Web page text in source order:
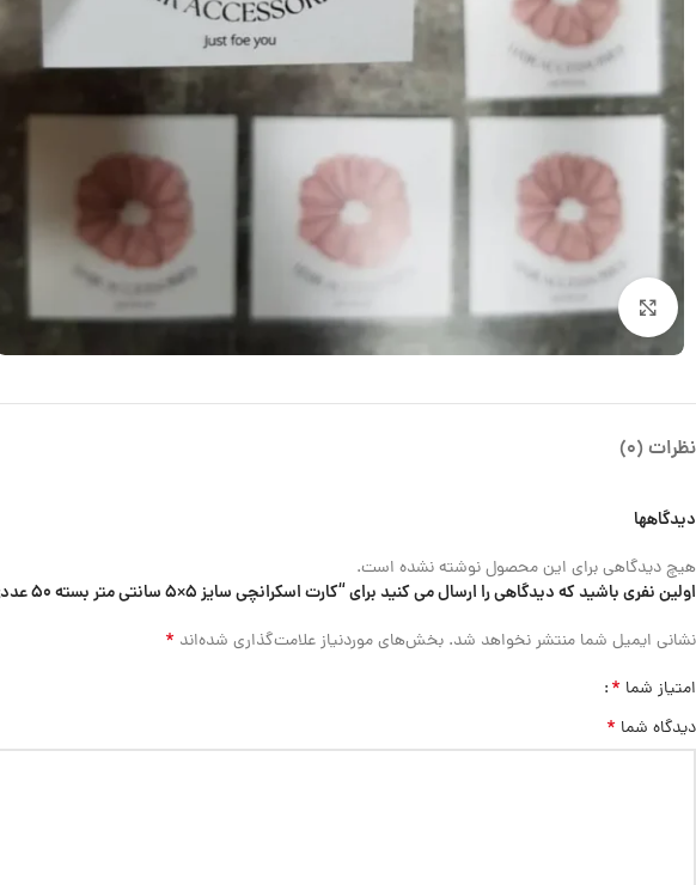
بزرگنمایی تصویر
نظرات (0)
دیدگاهها
هیچ دیدگاهی برای این محصول نوشته نشده است.
اولین نفری باشید که دیدگاهی را ارسال می کنید برای “کارت اسکرانچی سایز 5×5 سانتی متر بسته 50 عددی”
نشانی ایمیل شما منتشر نخواهد شد. بخش‌های موردنیاز علامت‌گذاری شده‌اند *
امتیاز شما *
دیدگاه شما *